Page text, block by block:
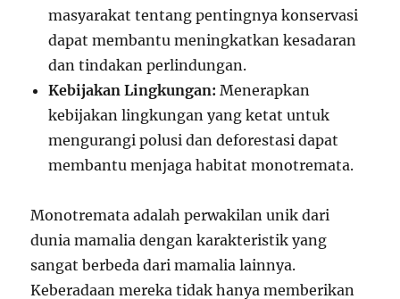
masyarakat tentang pentingnya konservasi
dapat membantu meningkatkan kesadaran
dan tindakan perlindungan.
Kebijakan Lingkungan: Menerapkan
kebijakan lingkungan yang ketat untuk
mengurangi polusi dan deforestasi dapat
membantu menjaga habitat monotremata.
Monotremata adalah perwakilan unik dari
dunia mamalia dengan karakteristik yang
sangat berbeda dari mamalia lainnya.
Keberadaan mereka tidak hanya memberikan